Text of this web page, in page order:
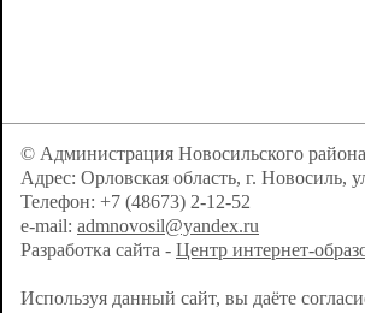
© Администрация Новосильского
Адрес: Орловская область, г. Новосиль,
Телефон: +7 (48673) 2-12-52
e-mail: admnovosil@yandex.ru
Разработка сайта - Центр интернет-
Используя данный сайт, вы даёте